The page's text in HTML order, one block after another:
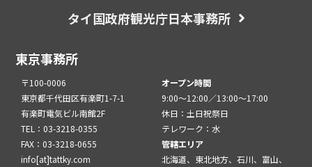
タイ国政府観光庁日本事務所
東京事務所
〒100-0006
東京都千代田区有楽町1-7-1
有楽町電気ビル南館2F
TEL：03-3218-0355
FAX：03-3218-0655
info[at]tattky.com
オープン時間
9:00～12:00／13:00～17:00
休日：土日祝祭日
テレワーク：水
管轄エリア
北海道、東北地方、石川、富山、